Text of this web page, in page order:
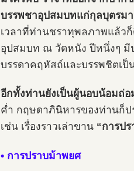
บรรพชาอุปสมบทแก่กุลบุตรม
เวลาที่ท่านชราทุพลภาพแล้ว
อุปสมบท ณ วัดหนัง ปีหนึ่งๆ มี
บรรดาคฤหัสถ์และบรรพชิตเป็
อีกทั้งท่านยังเป็นผู้นอบน้อมถ่
ค่ำ กฤษดาภินิหารของท่านก็ป
เช่น เรื่องราวเล่าขาน “การป
• การปราบม้าพยศ